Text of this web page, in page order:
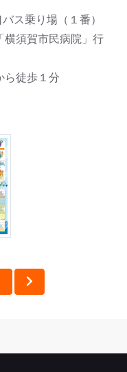
ス乗り場（１番）
須賀市民病院」行
徒歩１分